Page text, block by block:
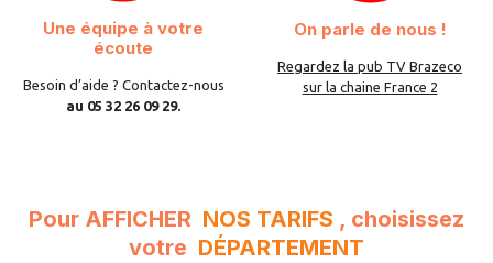
Une équipe à votre
écoute
Besoin d’aide ? Contactez-nous
au 05 32 26 09 29.
On parle de nous !
Regardez la pub TV Brazeco
sur la chaine France 2
Pour AFFICHER NOS TARIFS , choisissez
votre DÉPARTEMENT